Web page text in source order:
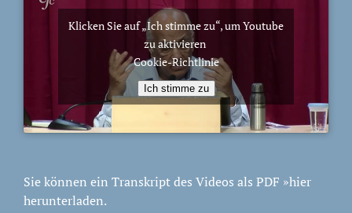
Klicken Sie auf „Ich stimme zu“, um Youtube
zu aktivieren
Cookie-Richtlinie
Ich stimme zu
Sie können ein Transkript des Videos als PDF »hier
herunterladen.